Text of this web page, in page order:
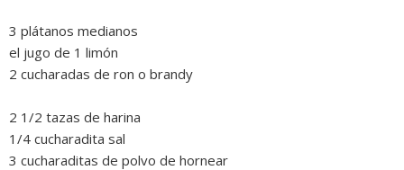
3 plátanos medianos
el jugo de 1 limón
2 cucharadas de ron o brandy
2 1/2 tazas de harina
1/4 cucharadita sal
3 cucharaditas de polvo de hornear